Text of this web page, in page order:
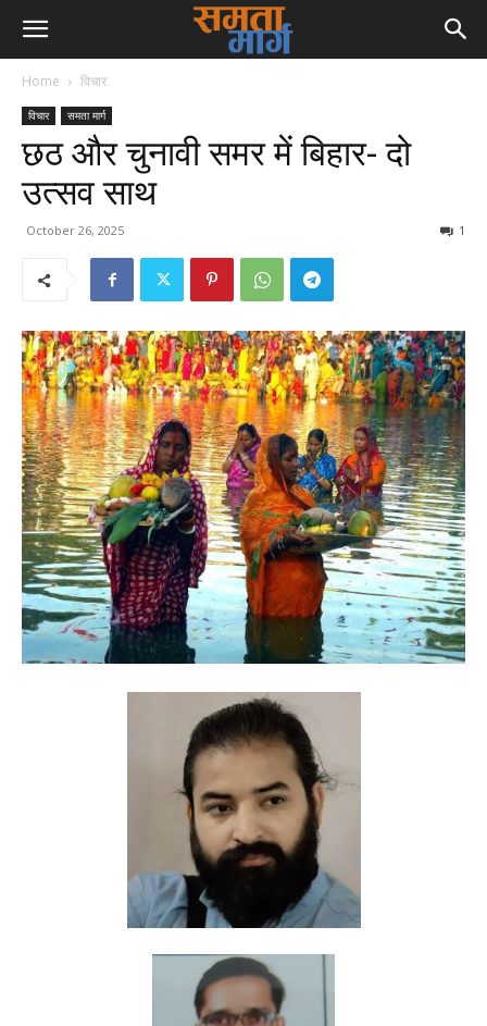
Home विचार
विचार समता मार्ग
छठ और चुनावी समर में बिहार- दो
उत्सव साथ
October 26, 2025 1